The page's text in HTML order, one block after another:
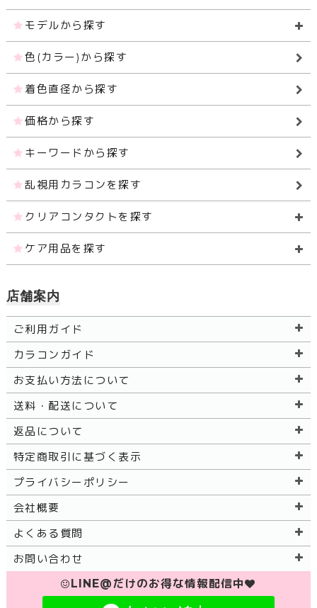
モデルから探す
色(カラー)から探す
着色直径から探す
価格から探す
キーワードから探す
乱視用カラコンを探す
クリアコンタクトを探す
ケア用品を探す
店舗案内
ご利用ガイド
カラコンガイド
お支払い方法について
送料・配送について
返品について
特定商取引に基づく表示
プライバシーポリシー
会社概要
よくある質問
お問い合わせ
LINE@だけのお得な情報配信中